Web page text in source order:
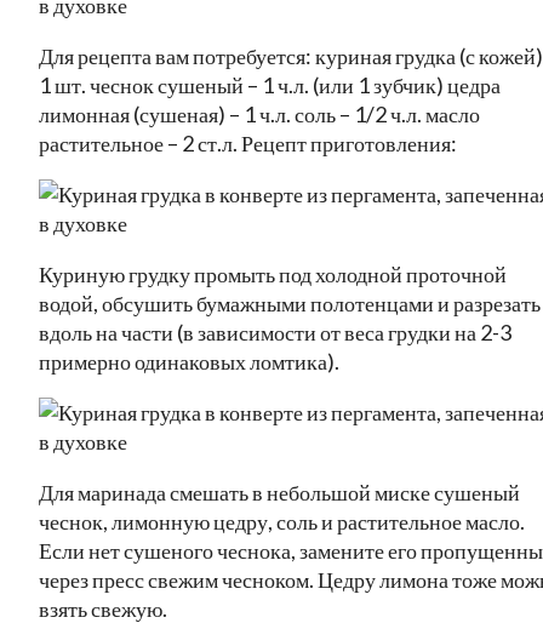
Для рецепта вам потребуется: куриная грудка (с
1 шт. чеснок сушеный – 1 ч.л. (или 1 зубчик) цедра
лимонная (сушеная) – 1 ч.л. соль – 1/2 ч.л. масло
растительное – 2 ст.л. Рецепт приготовления:
Куриную грудку промыть под холодной проточной
водой, обсушить бумажными полотенцами и разрезать
вдоль на части (в зависимости от веса грудки на 2-3
примерно одинаковых ломтика).
Для маринада смешать в небольшой миске сушеный
чеснок, лимонную цедру, соль и растительное масло.
Если нет сушеного чеснока, замените его
через пресс свежим чесноком. Цедру лимона тоже
взять свежую.